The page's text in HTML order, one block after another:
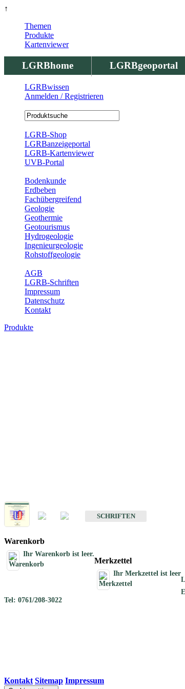
↑
LGRBhome LGRBgeoportal
Themen
Produkte
Kartenviewer
LGRBwissen
Anmelden / Registrieren
LGRB-Shop
LGRBanzeigeportal
LGRB-Kartenviewer
UVB-Portal
Bodenkunde
Erdbeben
Fachübergreifend
Geologie
Geothermie
Geotourismus
Hydrogeologie
Ingenieurgeologie
Rohstoffgeologie
AGB
LGRB-Schriften
Impressum
Datenschutz
Kontakt
Produkte
SCHRIFTEN
Warenkorb
Ihr Warenkorb ist leer.
Merkzettel
Ihr Merkzettel ist leer
Tel: 0761/208-3022
Kontakt Sitemap Impressum